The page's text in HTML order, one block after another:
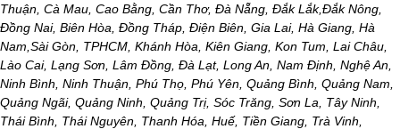
Thuận, Cà Mau, Cao Bằng, Cần Thơ, Đà Nẵng, Đắk Lắk,Đắk Nông,
Đồng Nai, Biên Hòa, Đồng Tháp, Điện Biên, Gia Lai, Hà Giang, Hà
Nam,Sài Gòn, TPHCM, Khánh Hòa, Kiên Giang, Kon Tum, Lai Châu,
Lào Cai, Lạng Sơn, Lâm Đồng, Đà Lạt, Long An, Nam Định, Nghệ An,
Ninh Bình, Ninh Thuận, Phú Thọ, Phú Yên, Quảng Bình, Quảng Nam,
Quảng Ngãi, Quảng Ninh, Quảng Trị, Sóc Trăng, Sơn La, Tây Ninh,
Thái Bình, Thái Nguyên, Thanh Hóa, Huế, Tiền Giang, Trà Vinh,